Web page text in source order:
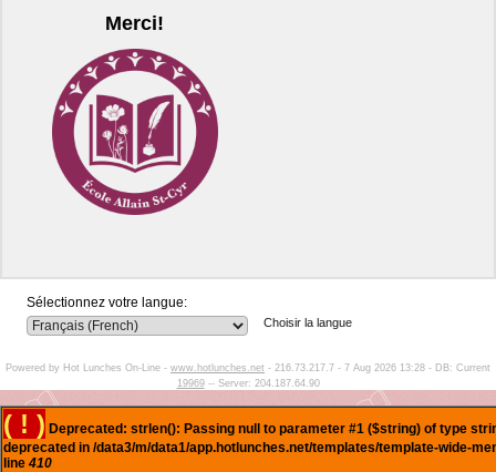
Merci!
Sélectionnez votre langue:
Choisir la langue
Powered by Hot Lunches On-Line - www.hotlunches.net - 216.73.217.7 - 7 Aug 2026 13:28 - DB: Current
19969-- Server: 204.187.64.90
( ! ) Deprecated: strlen(): Passing null to parameter #1 ($string) of type
deprecated in /data3/m/data1/app.hotlunches.net/templates/template-wide-
line 410